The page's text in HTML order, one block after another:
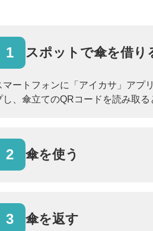
1 スポットで傘を借り
マートフォンに「アイカサ」アプ
し、傘立てのQRコードを読み取る
2 傘を使う
3 傘を返す